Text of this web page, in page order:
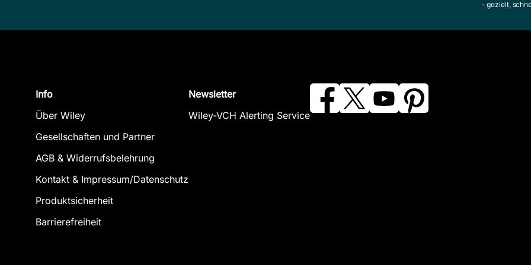
- gezielt,
Info
Über Wiley
Gesellschaften und Partner
AGB & Widerrufsbelehrung
Kontakt & Impressum/Datenschutz
Produktsicherheit
Barrierefreiheit
Newsletter
Wiley-VCH Alerting Service